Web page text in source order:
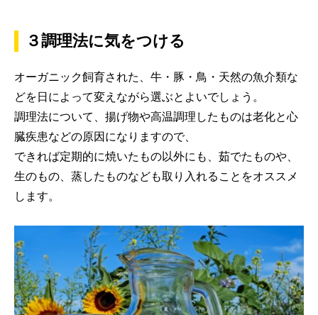
３調理法に気をつける
オーガニック飼育された、牛・豚・鳥・天然の魚介類な
どを日によって変えながら選ぶとよいでしょう。
調理法について、揚げ物や高温調理したものは老化と心
臓疾患などの原因になりますので、
できれば定期的に焼いたもの以外にも、茹でたものや、
生のもの、蒸したものなども取り入れることをオススメ
します。